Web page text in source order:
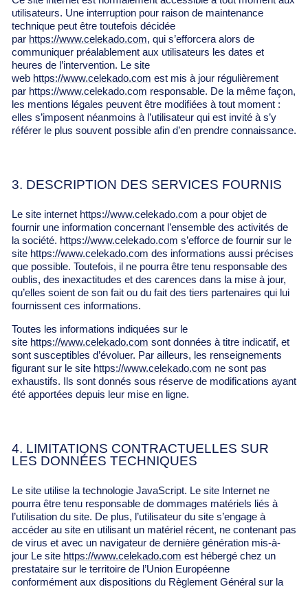
utilisateurs. Une interruption pour raison de maintenance
technique peut être toutefois décidée
par https://www.celekado.com, qui s’efforcera alors de
communiquer préalablement aux utilisateurs les dates et
heures de l’intervention. Le site
web https://www.celekado.com est mis à jour régulièrement
par https://www.celekado.com responsable. De la même façon,
les mentions légales peuvent être modifiées à tout moment :
elles s’imposent néanmoins à l’utilisateur qui est invité à s’y
référer le plus souvent possible afin d’en prendre connaissance.
3. DESCRIPTION DES SERVICES FOURNIS
Le site internet https://www.celekado.com a pour objet de
fournir une information concernant l’ensemble des activités de
la société. https://www.celekado.com s’efforce de fournir sur le
site https://www.celekado.com des informations aussi précises
que possible. Toutefois, il ne pourra être tenu responsable des
oublis, des inexactitudes et des carences dans la mise à jour,
qu’elles soient de son fait ou du fait des tiers partenaires qui lui
fournissent ces informations.
Toutes les informations indiquées sur le
site https://www.celekado.com sont données à titre indicatif, et
sont susceptibles d’évoluer. Par ailleurs, les renseignements
figurant sur le site https://www.celekado.com ne sont pas
exhaustifs. Ils sont donnés sous réserve de modifications ayant
été apportées depuis leur mise en ligne.
4. LIMITATIONS CONTRACTUELLES SUR
LES DONNÉES TECHNIQUES
Le site utilise la technologie JavaScript. Le site Internet ne
pourra être tenu responsable de dommages matériels liés à
l’utilisation du site. De plus, l’utilisateur du site s’engage à
accéder au site en utilisant un matériel récent, ne contenant pas
de virus et avec un navigateur de dernière génération mis-à-
jour Le site https://www.celekado.com est hébergé chez un
prestataire sur le territoire de l’Union Européenne
conformément aux dispositions du Règlement Général sur la